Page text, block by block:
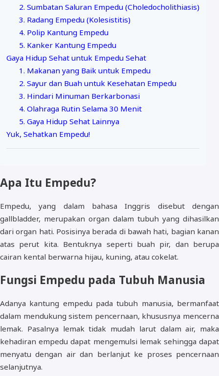
2. Sumbatan Saluran Empedu (Choledocholithiasis)
3. Radang Empedu (Kolesistitis)
4. Polip Kantung Empedu
5. Kanker Kantung Empedu
Gaya Hidup Sehat untuk Empedu Sehat
1. Makanan yang Baik untuk Empedu
2. Sayur dan Buah untuk Kesehatan Empedu
3. Hindari Minuman Berkarbonasi
4. Olahraga Rutin Selama 30 Menit
5. Gaya Hidup Sehat Lainnya
Yuk, Sehatkan Empedu!
Apa Itu Empedu?
Empedu, yang dalam bahasa Inggris disebut dengan
gallbladder, merupakan organ dalam tubuh yang dihasilkan
dari organ hati. Posisinya berada di bawah hati, bagian kanan
atas perut kita. Bentuknya seperti buah pir, dan berupa
cairan kental berwarna hijau, kuning, atau cokelat.
Fungsi Empedu pada Tubuh Manusia
Adanya kantung empedu pada tubuh manusia, bermanfaat
dalam mendukung sistem pencernaan, khususnya mencerna
lemak. Pasalnya lemak tidak mudah larut dalam air, maka
kehadiran empedu dapat mengemulsi lemak sehingga dapat
menyatu dengan air dan berlanjut ke proses pencernaan
selanjutnya.